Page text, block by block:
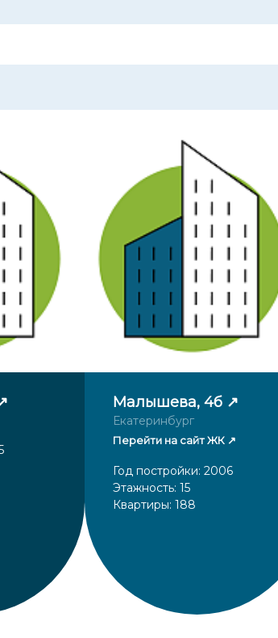
Малышева, 4б
Екатеринбург
Перейти на сайт ЖК
Год постройки: 2006
Этажность: 15
Квартиры: 188